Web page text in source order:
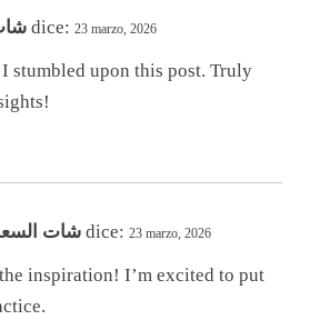
dice: 23 marzo, 2026
I stumbled upon this post. Truly
شات dice: 23 marzo, 2026
inspiration! I’m excited to put